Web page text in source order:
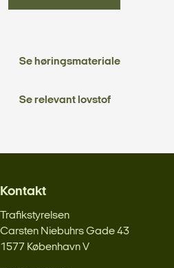
Se høringsmateriale
Se relevant lovstof
Kontakt
Trafikstyrelsen
Carsten Niebuhrs Gade 43
1577 København V